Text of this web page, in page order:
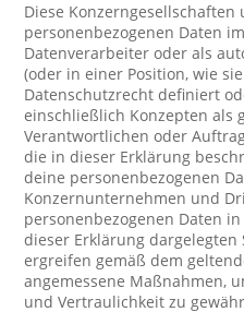
Diese
personenbezogenen Daten
Datenverarbeiter oder als
(oder in einer Position, wie
Datenschutzrecht definiert
einschließlich Konzepten als
Verantwortlichen oder
die in dieser Erklärung
deine personenbezogenen
Konzernunternehmen und
personenbezogenen Daten
dieser Erklärung
ergreifen gemäß dem
angemessene Maßnahmen,
und Vertraulichkeit zu